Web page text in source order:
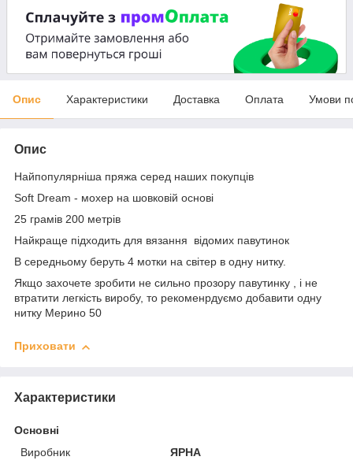
Опис Характеристики Доставка Оплата Умови
Опис
Найпопулярніша пряжа серед наших покупців
Soft Dream - мохер на шовковій основі
25 грамів 200 метрів
Найкраще підходить для вязання відомих павутинок
В середньому беруть 4 мотки на світер в одну нитку.
Якщо захочете зробити не сильно прозору павутинку , і не
втратити легкість виробу, то рекоменрдуємо добавити одну
нитку Мерино 50
Приховати
Характеристики
Основні
Виробник
ЯРНА